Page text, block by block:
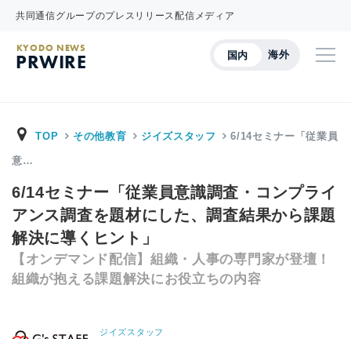
共同通信グループのプレスリリース配信メディア
国内 海外
KYODO NEWS
PRWIRE
TOP その他教育 ジイズスタッフ 6/14セミナー「従業員
意…
6/14セミナー「従業員意識調査・コンプライ
アンス調査を題材にした、調査結果から課題
解決に導くヒント」
【オンデマンド配信】組織・人事の専門家が登壇！
組織が抱える課題解決にお役立ちの内容
ジイズスタッフ